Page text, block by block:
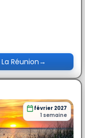
Réunion→
février 2027
1 semaine